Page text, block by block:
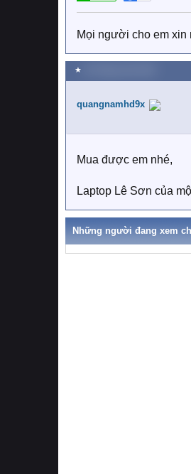
Mọi người cho em xin
★
quangnamhd9x
Mua được em nhé,
Laptop Lê Sơn của
Những người đang xem